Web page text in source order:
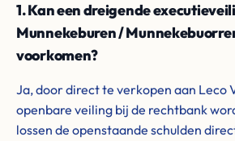
1. Kan een dreigende
Munnekeburen /
voorkomen?
Ja, door direct te verkopen aan Leco
openbare veiling bij de rechtbank
lossen de openstaande schulden